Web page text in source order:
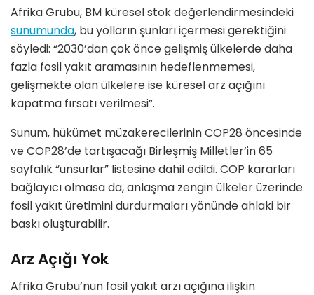
Afrika Grubu, BM küresel stok değerlendirmesindeki
sunumunda, bu yolların şunları içermesi gerektiğini
söyledi: “2030’dan çok önce gelişmiş ülkelerde daha
fazla fosil yakıt aramasının hedeflenmemesi,
gelişmekte olan ülkelere ise küresel arz açığını
kapatma fırsatı verilmesi”.
Sunum, hükümet müzakerecilerinin COP28 öncesinde
ve COP28’de tartışacağı Birleşmiş Milletler’in 65
sayfalık “unsurlar” listesine dahil edildi. COP kararları
bağlayıcı olmasa da, anlaşma zengin ülkeler üzerinde
fosil yakıt üretimini durdurmaları yönünde ahlaki bir
baskı oluşturabilir.
Arz Açığı Yok
Afrika Grubu’nun fosil yakıt arzı açığına ilişkin